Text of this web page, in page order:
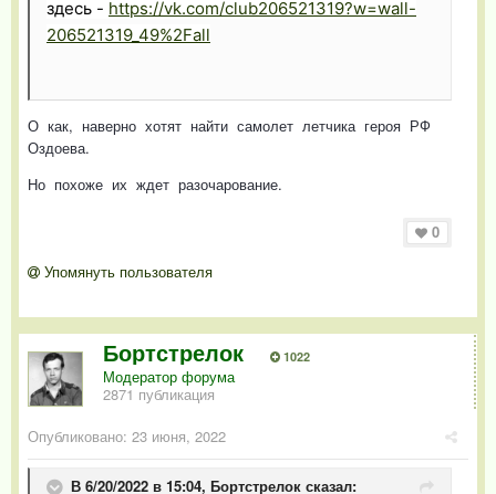
здесь - https://vk.com/club206521319?w=wall-
206521319_49%2Fall
О как, наверно хотят найти самолет летчика героя РФ
Оздоева.
Но похоже их ждет разочарование.
0
Упомянуть пользователя
Бортстрелок 1022
Модератор форума
2871 публикация
Опубликовано: 23 июня, 2022
В 6/20/2022 в 15:04, Бортстрелок сказал: